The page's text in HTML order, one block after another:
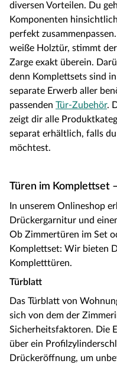
diversen Vorteilen. Du
Komponenten
perfekt
weiße Holztür, stimmt
Zarge exakt überein.
denn Komplettsets sind
separate Erwerb aller
passenden Tür-Zubehör.
zeigt dir alle
separat erhältlich, falls
möchtest.
Türen im Komplettset
In unserem Onlineshop
Drückergarnitur und
Ob Zimmertüren im Set
Komplettset: Wir bieten
Kompletttüren.
Türblatt
Das Türblatt von
sich von dem der
Sicherheitsfaktoren. Die
über ein
Drückeröffnung, um